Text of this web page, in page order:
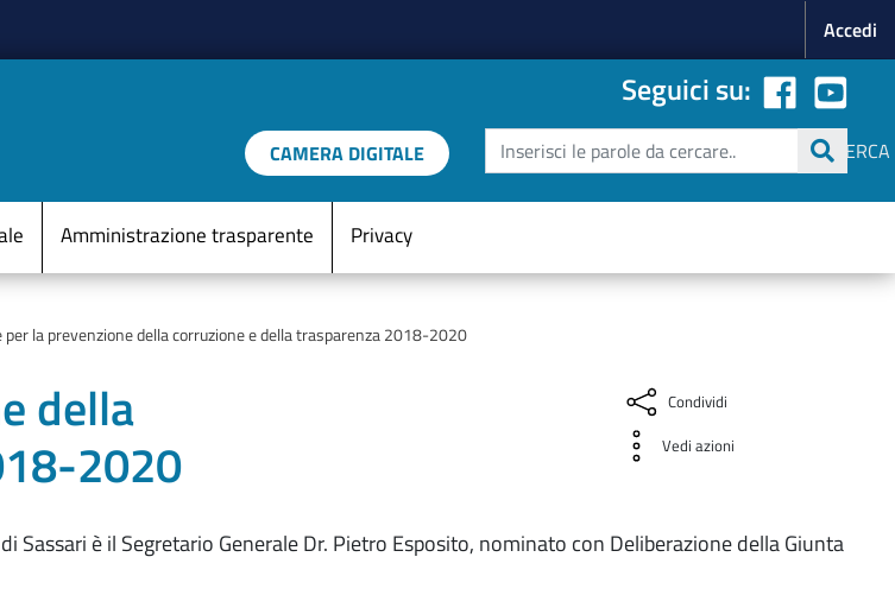
Accedi
Seguici su:
CAMERA DIGITALE Cerca
CERCA
Menu Statico
Amministrazione trasparente Privacy
per la prevenzione della corruzione e della trasparenza 2018-2020
della
2020
Condividi
Vedi azioni
è il Segretario Generale Dr. Pietro Esposito, nominato con Deliberazione della Giunta